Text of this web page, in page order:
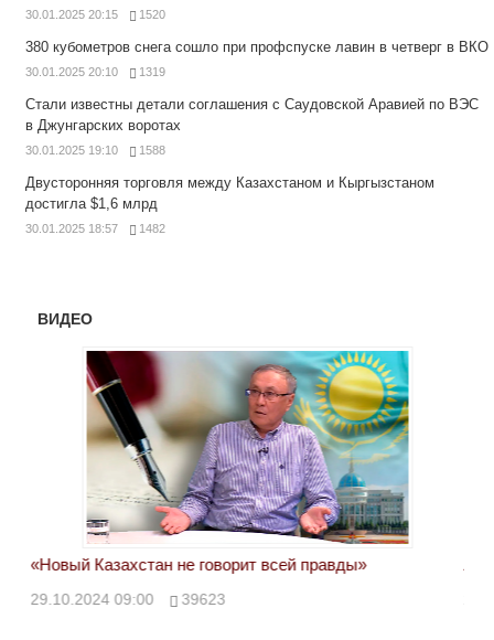
30.01.2025 20:15 1520
380 кубометров снега сошло при профспуске лавин в четверг в ВКО
30.01.2025 20:10 1319
Стали известны детали соглашения с Саудовской Аравией по ВЭС
в Джунгарских воротах
30.01.2025 19:10 1588
Двусторонняя торговля между Казахстаном и Кыргызстаном
достигла $1,6 млрд
30.01.2025 18:57 1482
ВИДЕО
«Новый Казахстан не говорит всей правды»
29.10.2024 09:00 39623